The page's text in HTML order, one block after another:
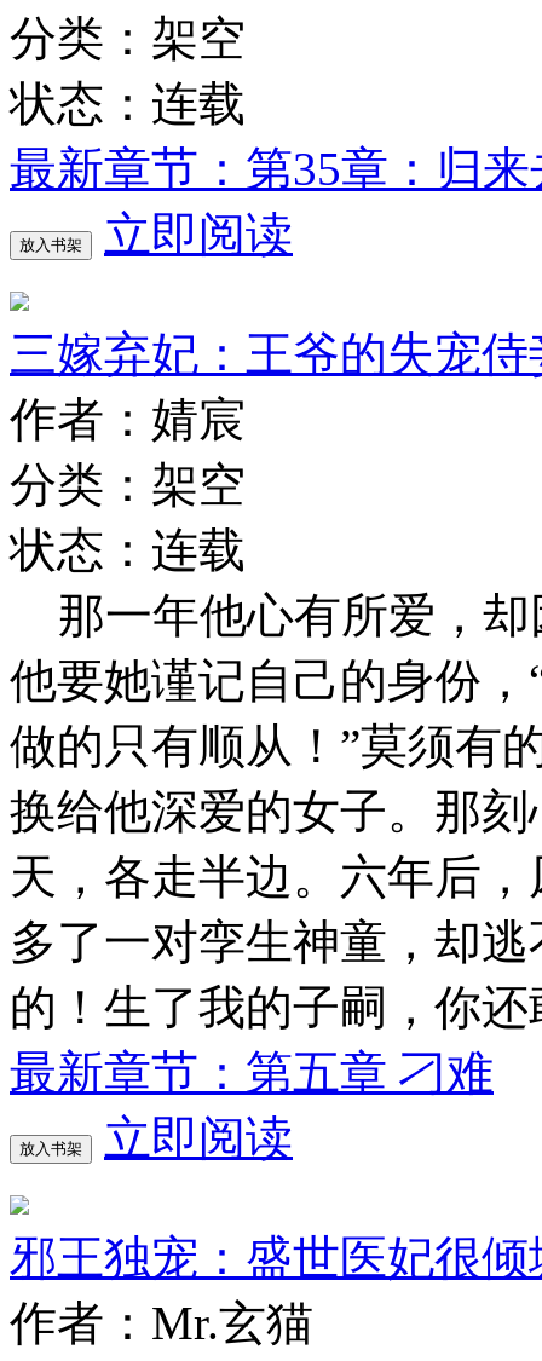
分类：架空
状态：连载
最新章节：第35章：归来
放入书架 立即阅读
三嫁弃妃：王爷的失宠侍
作者：婧宸
分类：架空
状态：连载
那一年他心有所爱，却
他要她谨记自己的身份
做的只有顺从！”莫须有
换给他深爱的女子。那
天，各走半边。六年后
多了一对孪生神童，却
的！生了我的子嗣，你还
最新章节：第五章 刁难
放入书架 立即阅读
邪王独宠：盛世医妃很倾
作者：Mr.玄猫